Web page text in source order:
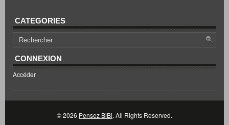
CATEGORIES
CONNEXION
Accéder
© 2026 Pensez BiBi. All Rights Reserved.